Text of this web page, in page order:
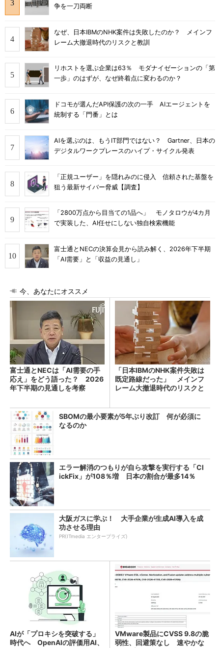
争を一刀両断
なぜ、日本IBMのNHK案件は失敗したのか？ メインフ
レーム大撤退時代のリスクと教訓
リホストを選ぶ企業は63％ モダナイゼーションの「第
一歩」のはずが、なぜ終着点に変わるのか？
ドコモが選んだAPI保護の次の一手 AIエージェントを
統制する「門番」とは
AIを選ぶのは、もうIT部門ではない？ Gartner、日本の
デジタルワークプレースのハイプ・サイクル発表
「正規ユーザー」を隠れみのに侵入 信頼された基盤を
狙う最新サイバー脅威【調査】
「2800万点から目当ての1品へ」 モノタロウが4カ月
で実装した、AI任せにしない独自検索機能
富士通とNECの決算会見から読み解く、2026年下半期
「AI需要」と「収益の見通し」
今、あなたにオススメ
富士通とNECは「AI需要の手
応え」をどう語った？ 2026
年下半期の見通しを考察
「日本IBMのNHK案件失敗は
既定路線だった」 メインフ
レーム大撤退時代のリスクと
SBOMの最小要素が5年ぶり改訂 何が必須に
なるのか
エラー解消のつもりが自ら攻撃を実行する「Cl
ickFix」が108％増 日本の割合が最多14％
大阪ガスに学ぶ！ 大手企業が生成AI導入を成
功させる理由
PR(ITmedia エンタープライズ)
AIが「プロキシを突破する」
時代へ OpenAIの評価用AI、
VMware製品にCVSS 9.8の脆
弱性、回避策なし 速やかな